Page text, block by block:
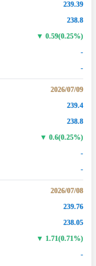
239.39
238.8
0.59(0.25%)
-
-
2026/07/09
239.4
238.8
0.6(0.25%)
-
-
2026/07/08
239.76
238.05
1.71(0.71%)
-